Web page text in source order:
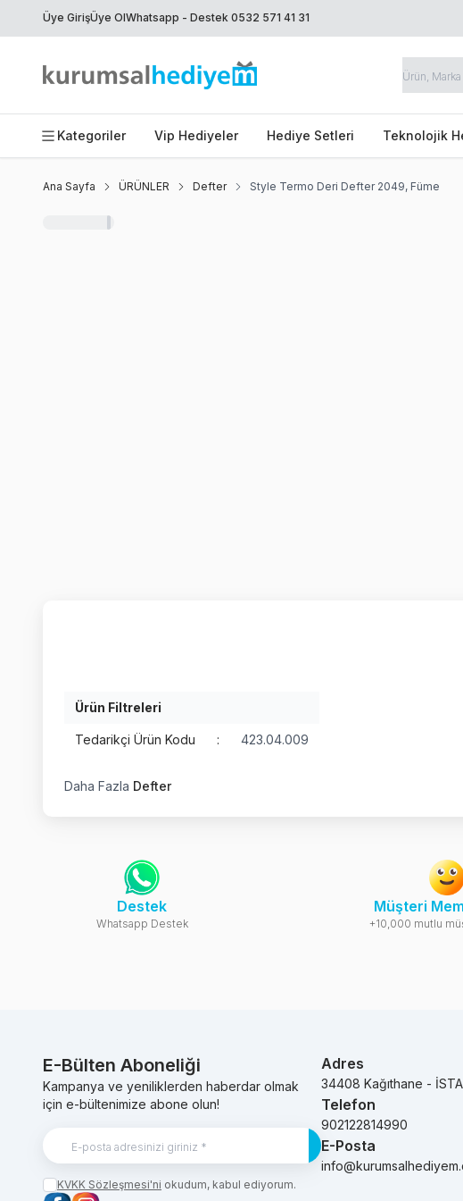
Üye GirişÜye OlWhatsapp - Destek 0532 571 41 31
Kategoriler Vip Hediyeler Hediye Setleri Teknolojik
Ana Sayfa ÜRÜNLER Defter Style Termo Deri Defter 2049, Füme
Ürün Filtreleri
Tedarikçi Ürün Kodu : 423.04.009
Daha Fazla Defter
Destek
Whatsapp Destek
Müşteri
+10,000 mutlu
E-Bülten Aboneliği
Kampanya ve yeniliklerden haberdar olmak
için e-bültenimize abone olun!
Kayıt Ol
KVKK Sözleşmesi'ni okudum, kabul ediyorum.
Adres
34408 Kağıthane -
Telefon
902122814990
E-Posta